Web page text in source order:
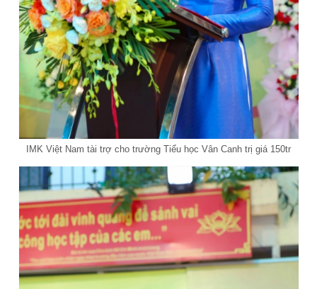
IMK Việt Nam tài trợ cho trường Tiểu học Vân Canh trị giá 150tr